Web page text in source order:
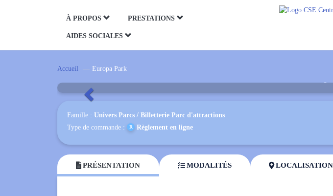
À PROPOS PRESTATIONS
AIDES SOCIALES
Accueil Europa Park
Europa Park
Précédent
Famille : Univers Parcs / Billetterie Parc d'attractions
Type de commande :
Règlement en ligne
 PRÉSENTATION  MODALITÉS  LOCALISATION